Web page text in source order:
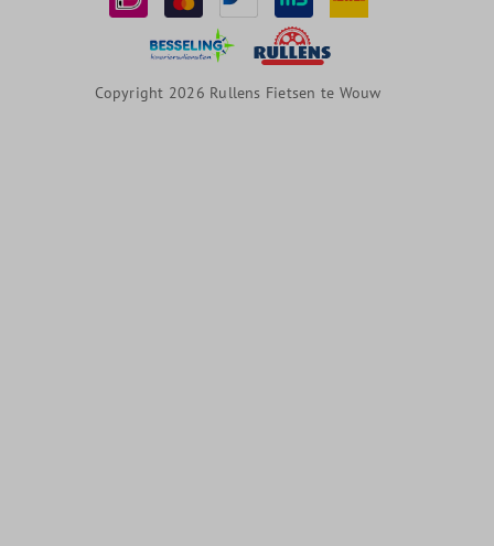
Copyright 2026 Rullens Fietsen te Wouw